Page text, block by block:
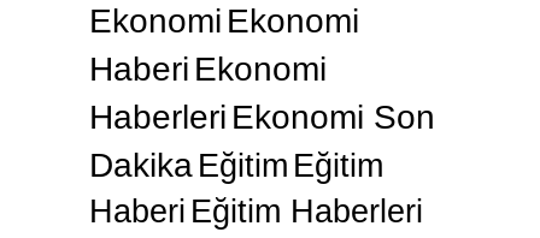
Ekonomi Ekonomi
Haberi Ekonomi
Haberleri Ekonomi Son
Dakika Eğitim Eğitim
Haberi Eğitim Haberleri